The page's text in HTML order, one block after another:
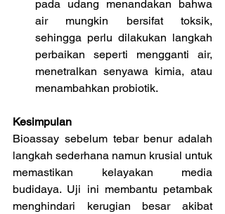
pada udang menandakan bahwa
air mungkin bersifat toksik,
sehingga perlu dilakukan langkah
perbaikan seperti mengganti air,
menetralkan senyawa kimia, atau
menambahkan probiotik.
Kesimpulan
Bioassay sebelum tebar benur adalah
langkah sederhana namun krusial untuk
memastikan kelayakan media
budidaya. Uji ini membantu petambak
menghindari kerugian besar akibat